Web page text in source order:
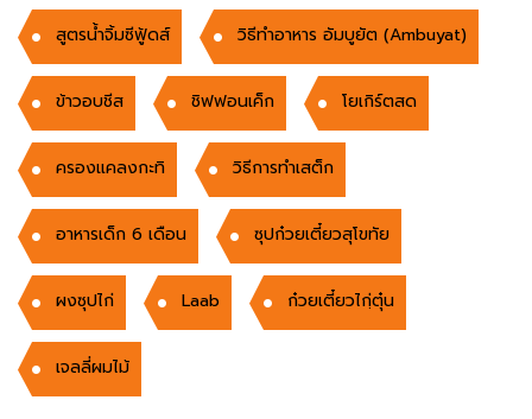
สูตรน้ำจิ้มซีฟู้ดส์ วิธีทำอาหาร อัมบูยัต (Ambuyat)
ข้าวอบชีส ชิฟฟอนเค็ก โยเกิร์ตสด
ครองแคลงกะทิ วิธีการทำเสต็ก
อาหารเด็ก 6 เดือน ซุปก๋วยเตี๋ยวสุโขทัย
ผงซุปไก่ Laab ก๋วยเตี๋ยวไกฺ่ตุ๋น
เจลลี่ผมไม้